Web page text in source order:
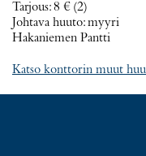
Tarjous:8 € (2)
Johtava huuto:myyri
Hakaniemen Pantti
Katso konttorin muut